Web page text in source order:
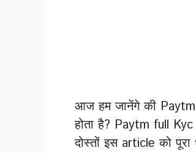
आज हम जानेंगे की
होता है? Paytm full Kyc
दोस्तों इस article को